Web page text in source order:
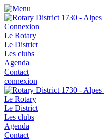
Connexion
Le Rotary
Le District
Les clubs
Agenda
Contact
connexion
Le Rotary
Le District
Les clubs
Agenda
Contact